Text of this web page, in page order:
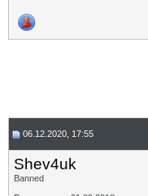
06.12.2020, 17:55
Shev4uk
Banned